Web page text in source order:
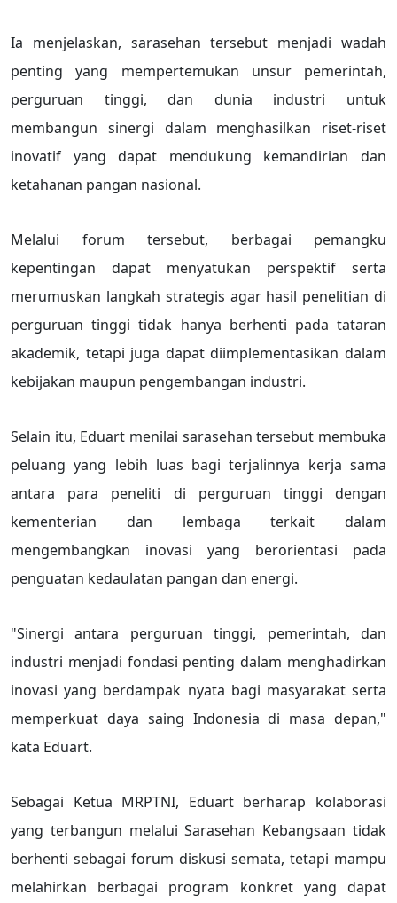
Ia menjelaskan, sarasehan tersebut menjadi wadah
penting yang mempertemukan unsur pemerintah,
perguruan tinggi, dan dunia industri untuk
membangun sinergi dalam menghasilkan riset-riset
inovatif yang dapat mendukung kemandirian dan
ketahanan pangan nasional.
Melalui forum tersebut, berbagai pemangku
kepentingan dapat menyatukan perspektif serta
merumuskan langkah strategis agar hasil penelitian di
perguruan tinggi tidak hanya berhenti pada tataran
akademik, tetapi juga dapat diimplementasikan dalam
kebijakan maupun pengembangan industri.
Selain itu, Eduart menilai sarasehan tersebut membuka
peluang yang lebih luas bagi terjalinnya kerja sama
antara para peneliti di perguruan tinggi dengan
kementerian dan lembaga terkait dalam
mengembangkan inovasi yang berorientasi pada
penguatan kedaulatan pangan dan energi.
"Sinergi antara perguruan tinggi, pemerintah, dan
industri menjadi fondasi penting dalam menghadirkan
inovasi yang berdampak nyata bagi masyarakat serta
memperkuat daya saing Indonesia di masa depan,"
kata Eduart.
Sebagai Ketua MRPTNI, Eduart berharap kolaborasi
yang terbangun melalui Sarasehan Kebangsaan tidak
berhenti sebagai forum diskusi semata, tetapi mampu
melahirkan berbagai program konkret yang dapat